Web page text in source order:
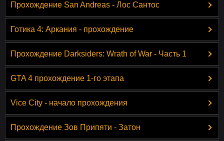
Прохождение San Andreas - Лос Сантос
Готика 4: Аркания - прохождение
Прохождение Darksiders: Wrath of War - Часть 1
GTA 4 прохождение 1-го этапа
Vice City - начало прохождения
Прохождение Зов Припяти - Затон